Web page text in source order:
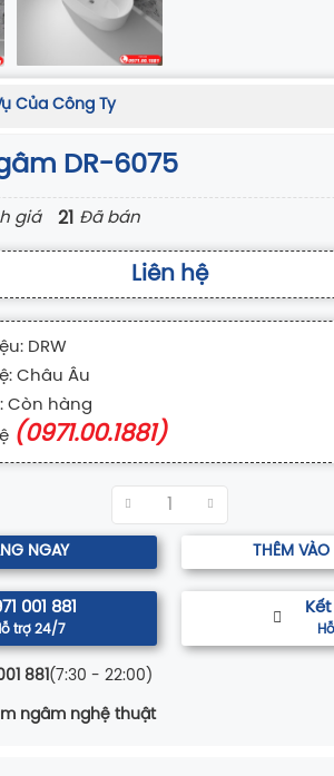
Của Công Ty
DR-6075
giá 21 Đã bán
Liên hệ
DRW
Châu Âu
Còn hàng
(0971.00.1881)
NGAY THÊM
001 881
trợ 24/7
881 (7:30 - 22:00)
ngâm nghệ thuật